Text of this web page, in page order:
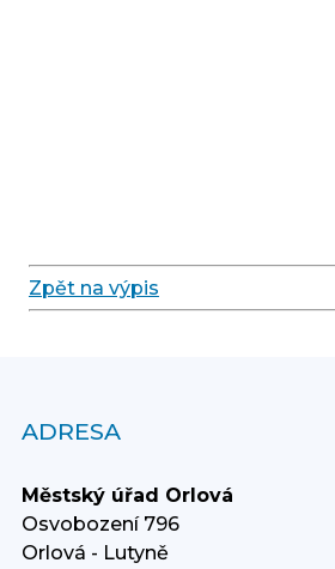
Zpět na výpis
ADRESA
Městský úřad Orlová
Osvobození 796
Orlová - Lutyně